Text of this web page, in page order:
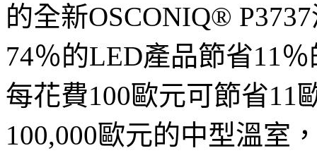
的全新OSCONIQ®
74％的LED產品節省11
每花費100歐元可節省11
100,000歐元的中型溫室